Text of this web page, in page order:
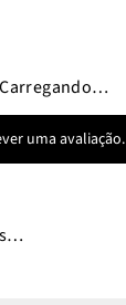
Carregando…
uma avaliação.